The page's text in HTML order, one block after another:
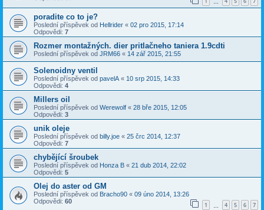
poradite co to je?
Poslední příspěvek od Hellrider « 02 pro 2015, 17:14
Odpovědi: 7
Rozmer montažných. dier pritlačneho taniera 1.9cdti
Poslední příspěvek od JRM66 « 14 zář 2015, 21:55
Solenoidny ventil
Poslední příspěvek od pavelA« 10 srp 2015, 14:33
Odpovědi: 4
Millers oil
Poslední příspěvek od Werewolf « 28 bře 2015, 12:05
Odpovědi: 3
unik oleje
Poslední příspěvek od billy.joe « 25 črc 2014, 12:37
Odpovědi: 7
chybějící šroubek
Poslední příspěvek od Honza B « 21 dub 2014, 22:02
Odpovědi: 5
Olej do aster od GM
Poslední příspěvek od Bracho90 « 09 úno 2014, 13:26
Odpovědi: 60 1 4 5 6 7